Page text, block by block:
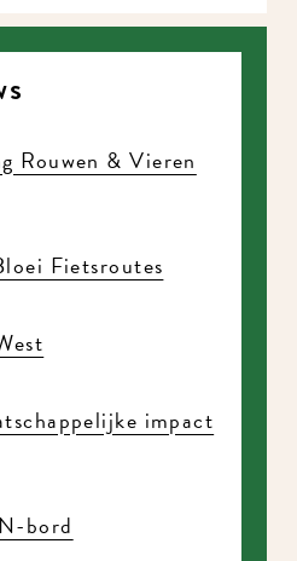
Rouwen & Vieren
Fietsroutes
impact
bord